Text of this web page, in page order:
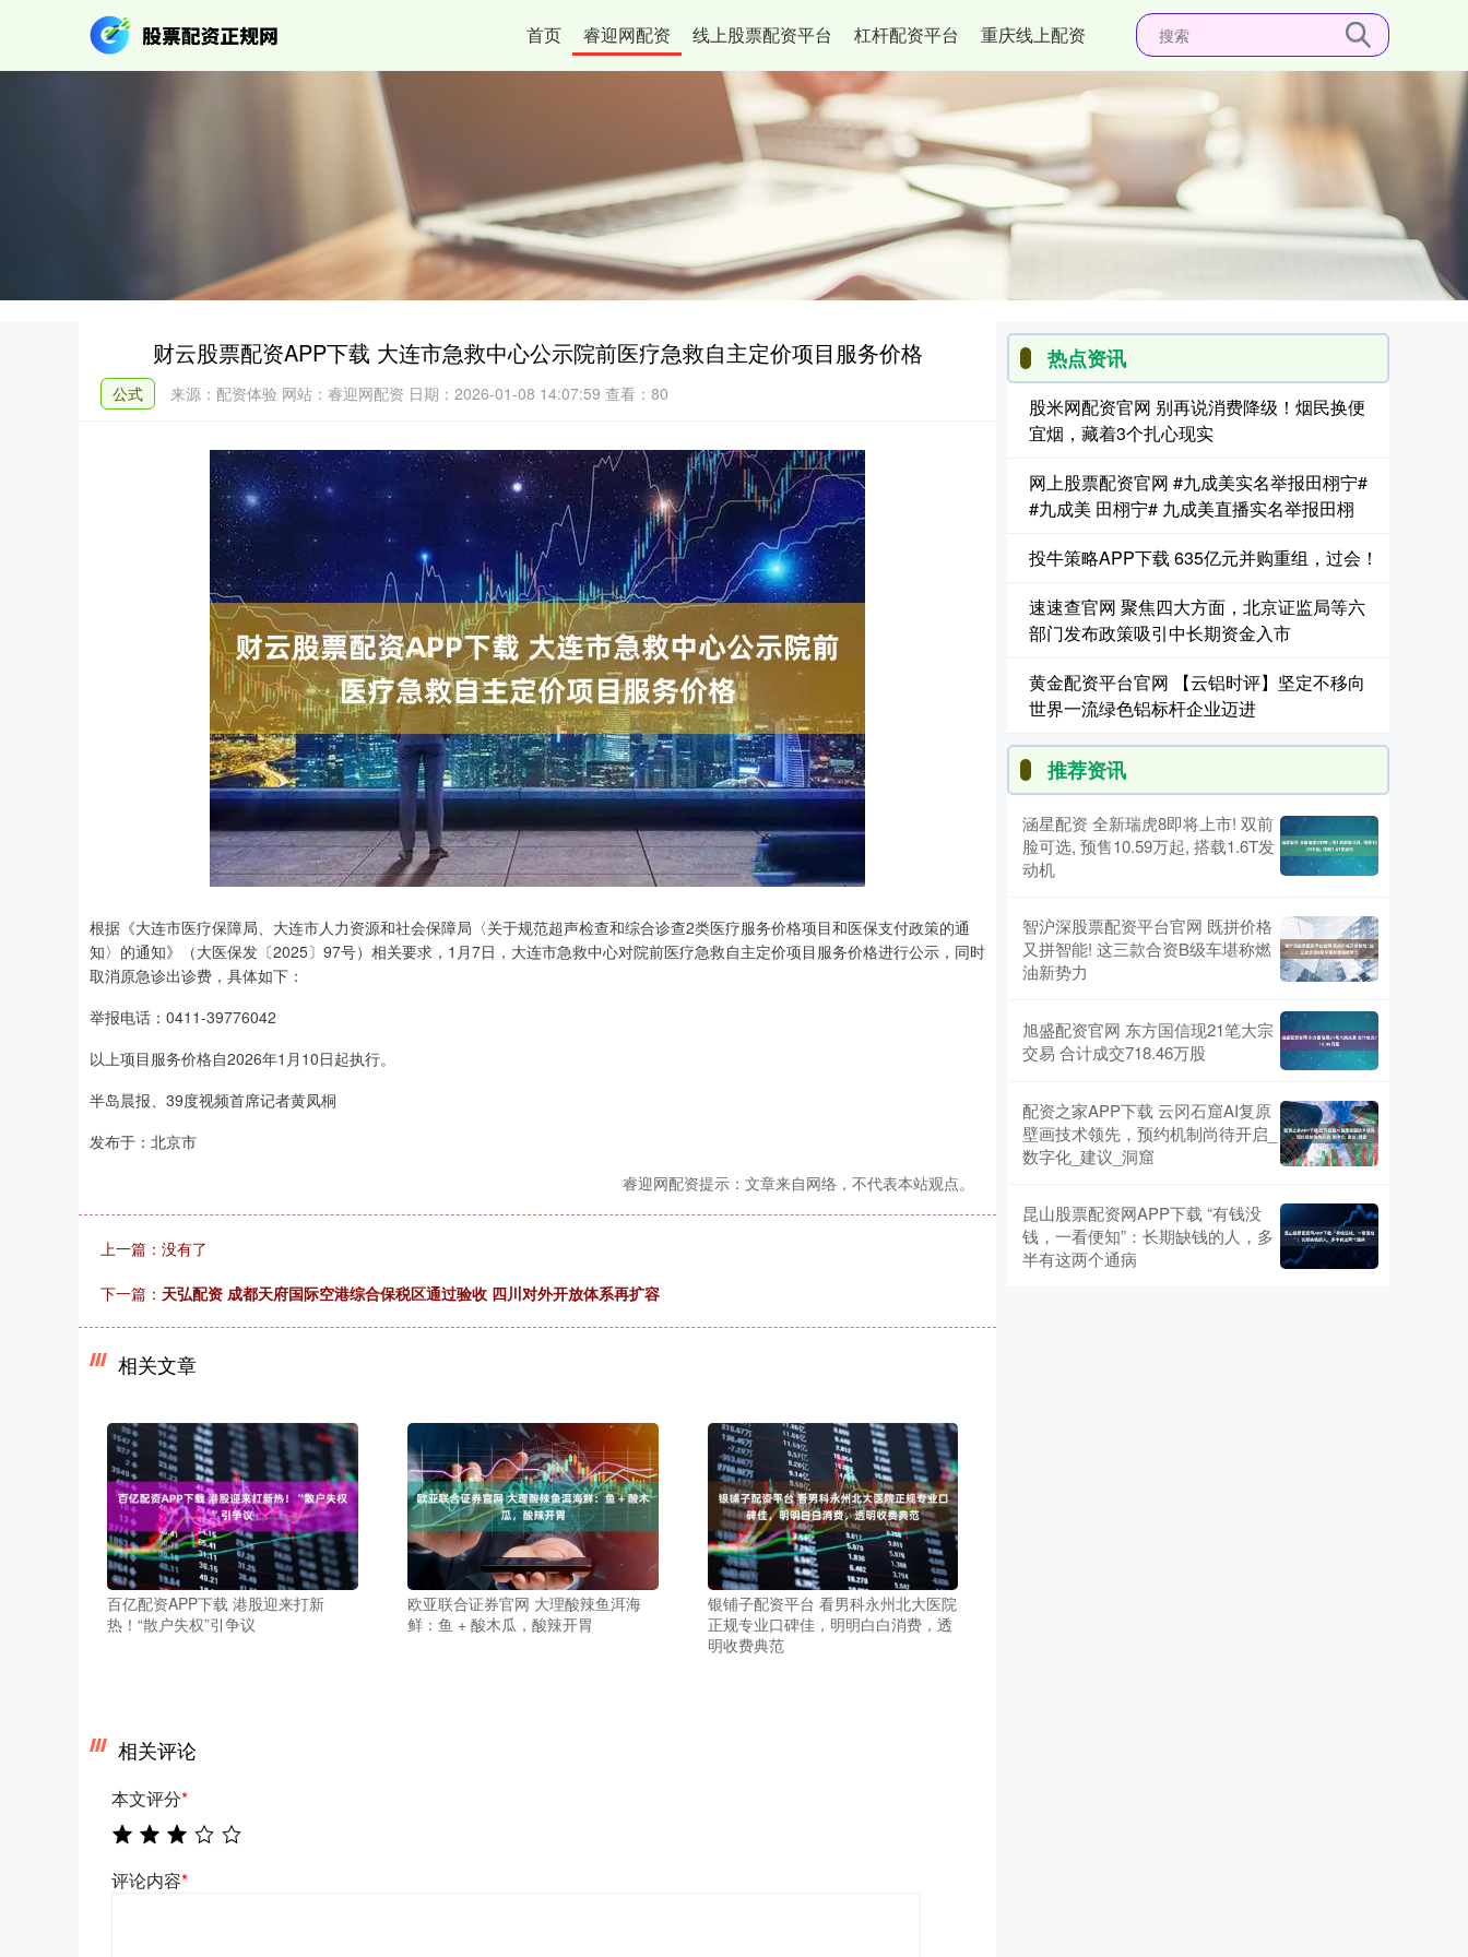
首页 睿迎网配资 线上股票配资平台 杠杆配资平台 重庆线上配资
财云股票配资APP下载 大连市急救中心公示院前医疗急救自主定价项目服务价格
公式 来源：配资体验 网站：睿迎网配资 日期：2026-01-08 14:07:59 查看：80
根据《大连市医疗保障局、大连市人力资源和社会保障局〈关于规范超声检查和综合诊查2类医疗服务价格项目和医保支付政策的通
知〉的通知》（大医保发〔2025〕97号）相关要求，1月7日，大连市急救中心对院前医疗急救自主定价项目服务价格进行公示，同时
取消原急诊出诊费，具体如下：
举报电话：0411-39776042
以上项目服务价格自2026年1月10日起执行。
半岛晨报、39度视频首席记者黄凤桐
发布于：北京市
睿迎网配资提示：文章来自网络，不代表本站观点。
上一篇：没有了
下一篇： 天弘配资 成都天府国际空港综合保税区通过验收 四川对外开放体系再扩容
相关文章
百亿配资APP下载 港股迎来打新
热！“散户失权”引争议
欧亚联合证券官网 大理酸辣鱼洱海
鲜：鱼 + 酸木瓜，酸辣开胃
银铺子配资平台 看男科永州北大医院
正规专业口碑佳，明明白白消费，透
明收费典范
相关评论
本文评分*
评论内容*
热点资讯
股米网配资官网 别再说消费降级！烟民换便
宜烟，藏着3个扎心现实
网上股票配资官网 #九成美实名举报田栩宁#
#九成美 田栩宁# 九成美直播实名举报田栩
投牛策略APP下载 635亿元并购重组，过会！
速速查官网 聚焦四大方面，北京证监局等六
部门发布政策吸引中长期资金入市
黄金配资平台官网 【云铝时评】坚定不移向
世界一流绿色铝标杆企业迈进
推荐资讯
涵星配资 全新瑞虎8即将上市! 双前
脸可选, 预售10.59万起, 搭载1.6T发
动机
智沪深股票配资平台官网 既拼价格
又拼智能! 这三款合资B级车堪称燃
油新势力
旭盛配资官网 东方国信现21笔大宗
交易 合计成交718.46万股
配资之家APP下载 云冈石窟AI复原
壁画技术领先，预约机制尚待开启_
数字化_建议_洞窟
昆山股票配资网APP下载 “有钱没
钱，一看便知”：长期缺钱的人，多
半有这两个通病